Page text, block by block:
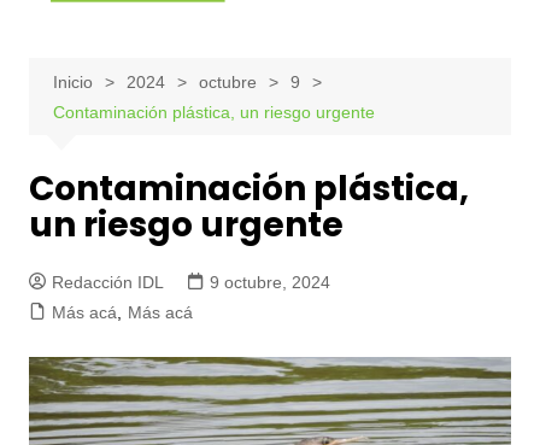
Inicio 2024 octubre
9
Contaminación plástica, un riesgo urgente
Contaminación plástica,
un riesgo urgente
Redacción IDL
9 octubre, 2024
Más acá, Más acá